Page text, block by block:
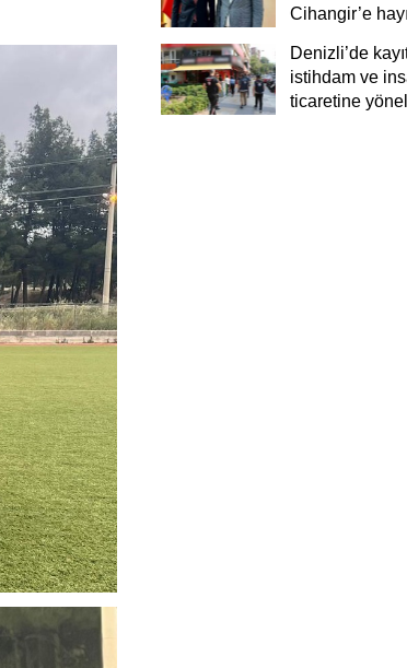
Cihangir’e
Denizli’de kayıt
istihdam ve
ticaretine